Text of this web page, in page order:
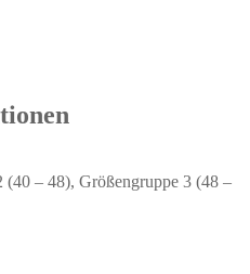
(40 – 48), Größengruppe 3 (48 –